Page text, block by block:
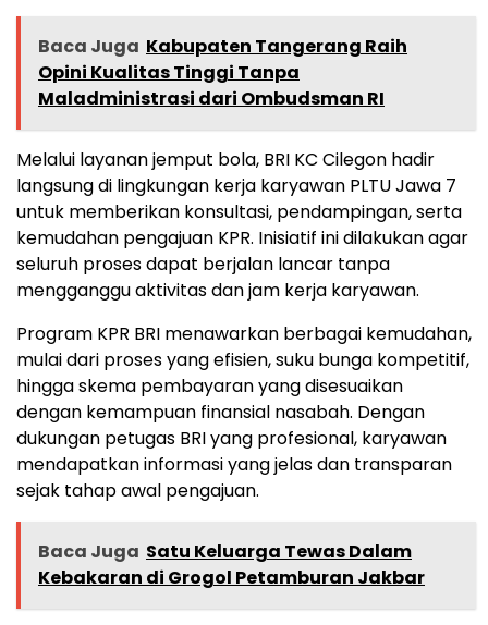
Baca Juga Kabupaten Tangerang Raih
Opini Kualitas Tinggi Tanpa
Maladministrasi dari Ombudsman RI
Melalui layanan jemput bola, BRI KC Cilegon hadir
langsung di lingkungan kerja karyawan PLTU Jawa 7
untuk memberikan konsultasi, pendampingan, serta
kemudahan pengajuan KPR. Inisiatif ini dilakukan agar
seluruh proses dapat berjalan lancar tanpa
mengganggu aktivitas dan jam kerja karyawan.
Program KPR BRI menawarkan berbagai kemudahan,
mulai dari proses yang efisien, suku bunga kompetitif,
hingga skema pembayaran yang disesuaikan
dengan kemampuan finansial nasabah. Dengan
dukungan petugas BRI yang profesional, karyawan
mendapatkan informasi yang jelas dan transparan
sejak tahap awal pengajuan.
Baca Juga Satu Keluarga Tewas Dalam
Kebakaran di Grogol Petamburan Jakbar